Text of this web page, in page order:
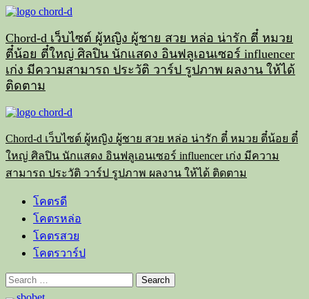
Skip
content
Chord-d เว็บไซต์ ผู้หญิง ผู้ชาย สวย หล่อ น่ารัก ตี๋ หมวย
ตี๋น้อย ตี๋ใหญ่ ศิลปิน นักแสดง อินฟลูเอนเซอร์ influencer
เก่ง มีความสามารถ ประวัติ วาร์ป รูปภาพ ผลงาน ให้ได้
ติดตาม
Primary
Chord-d เว็บไซต์ ผู้หญิง ผู้ชาย สวย หล่อ น่ารัก ตี๋ หมวย ตี๋น้อย ตี๋
ใหญ่ ศิลปิน นักแสดง อินฟลูเอนเซอร์ influencer เก่ง มีความ
สามารถ ประวัติ วาร์ป รูปภาพ ผลงาน ให้ได้ ติดตาม
โคตรดี
โคตรหล่อ
โคตรสวย
โคตรวาร์ป
Search
for: